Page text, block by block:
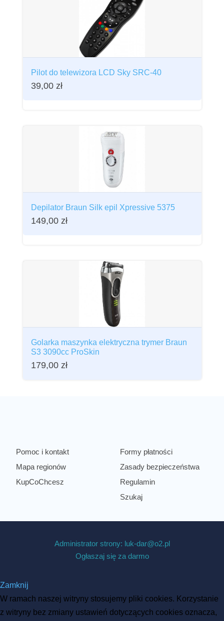
Pilot do telewizora LCD Sky SRC-40
39,00 zł
Depilator Braun Silk epil Xpressive 5375
149,00 zł
Golarka maszynka elektryczna trymer Braun
S3 3090cc ProSkin
179,00 zł
Pomoc i kontakt
Mapa regionów
KupCoChcesz
Formy płatności
Zasady bezpieczeństwa
Regulamin
Szukaj
Administrator strony: luk-dar@o2.pl
Ogłaszaj się za darmo
Zamknij
W ramach naszej witryny stosujemy pliki cookies. Korzystanie
z witryny bez zmiany ustawień dotyczących cookies oznacza,